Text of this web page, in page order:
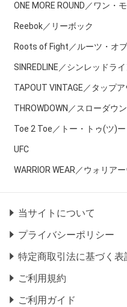
ONE MORE ROUND／ワン・
Reebok／リーボック
Roots of Fight／ルーツ・オ
SINREDLINE／シンレッドラ
TAPOUT VINTAGE／タップ
THROWDOWN／スローダウン
Toe 2 Toe／トー・トゥ(ツ)
UFC
WARRIOR WEAR／ウォリア
当サイトについて
プライバシーポリシー
特定商取引法に基づく表
ご利用規約
ご利用ガイド